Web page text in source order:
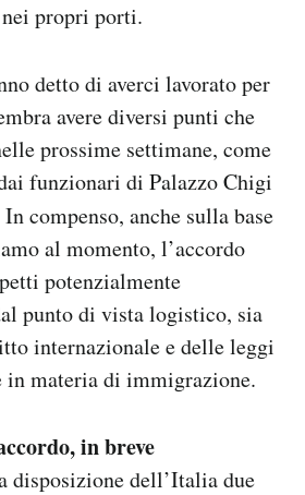
propri porti.
detto di averci lavorato per
avere diversi punti che
prossime settimane, come
funzionari di Palazzo Chigi
In compenso, anche sulla base
al momento, l’accordo
potenzialmente
punto di vista logistico, sia
internazionale e delle leggi
in materia di immigrazione.
in breve
disposizione dell’Italia due